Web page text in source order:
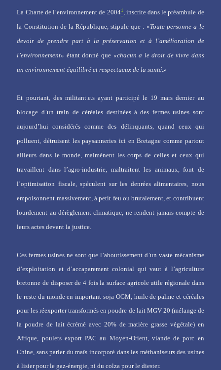
La Charte de l’environnement de 20041, inscrite dans le préambule de
la Constitution de la République, stipule que : «Toute personne a le
devoir de prendre part à la préservation et à l’amélioration de
l’environnement» étant donné que «chacun a le droit de vivre dans
un environnement équilibré et respectueux de la santé.»
Et pourtant, des militant.e.s ayant participé le 19 mars dernier au
blocage d’un train de céréales destinées à des fermes usines sont
aujourd’hui considérés comme des délinquants, quand ceux qui
polluent, détruisent les paysanneries ici en Bretagne comme partout
ailleurs dans le monde, malmènent les corps de celles et ceux qui
travaillent dans l’agro-industrie, maltraitent les animaux, font de
l’optimisation fiscale, spéculent sur les denrées alimentaires, nous
empoisonnent massivement, à petit feu ou brutalement, et contribuent
lourdement au dérèglement climatique, ne rendent jamais compte de
leurs actes devant la justice.
Ces fermes usines ne sont que l’aboutissement d’un vaste mécanisme
d’exploitation et d’accaparement colonial qui vaut à l’agriculture
bretonne de disposer de 4 fois la surface agricole utile régionale dans
le reste du monde en important soja OGM, huile de palme et céréales
pour les réexporter transformés en poudre de lait MGV 20 (mélange de
la poudre de lait écrémé avec 20% de matière grasse végétale) en
Afrique, poulets export PAC au Moyen-Orient, viande de porc en
Chine, sans parler du maïs incorporé dans les méthaniseurs des usines
à lisier pour le gaz-énergie, ni du colza pour le diester.